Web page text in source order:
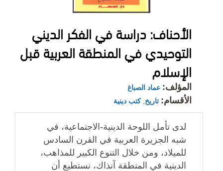
الأحناف: دراسة في الفكر الديني
التوحيدي في المنطقة العربية قبل
الإسلام
المؤلف: عماد الصباغ
الأقسام: تاريخ ,كتب دينية
لدى تأمل اللوحة الدينية-الاجتماعية، في
شبه الجزيرة العربية في القرن السادس
للميلاد، ومن خلال التنوع الكبير للمذاهب،
الدينية في المنطقة آنذاك، نستطيع أن